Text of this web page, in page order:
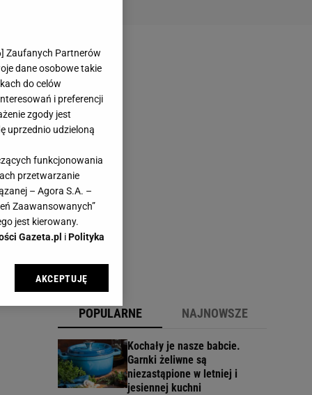
POPULARNE NAJNOWSZE
Kochały je nasze babcie.
Garnki żeliwne są
niezastąpione w letniej i
jesiennej kuchni
] Zaufanych Partnerów
dane osobowe takie
do celów
i preferencji
zgody jest
uprzednio udzieloną
funkcjonowania
przetwarzanie
– Agora S.A. –
Zaawansowanych”
jest kierowany.
Gazeta.pl iPolityka
sp. z o.o., jej
danych poprzez
Zmiana ustawień
celów identyfikacji.
AKCEPTUJĘ